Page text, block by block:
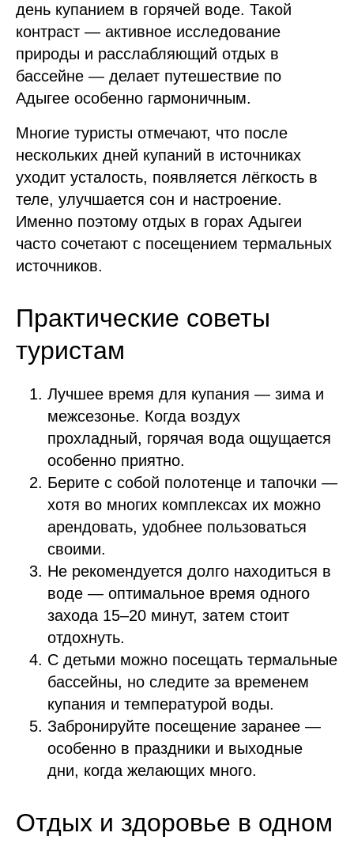
день купанием в горячей воде. Такой
контраст — активное исследование
природы и расслабляющий отдых в
бассейне — делает путешествие по
Адыгее особенно гармоничным.
Многие туристы отмечают, что после
нескольких дней купаний в источниках
уходит усталость, появляется лёгкость в
теле, улучшается сон и настроение.
Именно поэтому отдых в горах Адыгеи
часто сочетают с посещением термальных
источников.
Практические советы
туристам
Лучшее время для купания — зима и
межсезонье. Когда воздух
прохладный, горячая вода ощущается
особенно приятно.
Берите с собой полотенце и тапочки —
хотя во многих комплексах их можно
арендовать, удобнее пользоваться
своими.
Не рекомендуется долго находиться в
воде — оптимальное время одного
захода 15–20 минут, затем стоит
отдохнуть.
С детьми можно посещать термальные
бассейны, но следите за временем
купания и температурой воды.
Забронируйте посещение заранее —
особенно в праздники и выходные
дни, когда желающих много.
Отдых и здоровье в одном